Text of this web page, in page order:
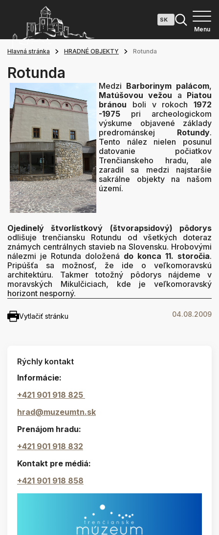
Menu
Hlavná stránka HRADNÉ OBJEKTY Rotunda
Rotunda
Medzi Barborinym palácom,
Matúšovou vežou a Piatou
bránou boli v rokoch 1972
-1975 pri archeologickom
výskume objavené základy
predrománskej Rotundy.
Tento nález nielen posunul
datovanie počiatkov
Trenčianskeho hradu, ale
zaradil sa medzi najstaršie
sakrálne objekty na našom
území.
Ojedinelý štvorlístkový (štvorapsidový) pôdorys
odlišuje trenčiansku Rotundu od všetkých doteraz
známych centrálnych stavieb na Slovensku. Hrobovými
nálezmi je Rotunda doložená do konca 11. storočia.
Pripúšťa sa možnosť, že ide o veľkomoravskú
architektúru. Takmer totožný pôdorys nájdeme v
moravských Mikulčiciach, kde je veľkomoravský
horizont nesporný.
Vytlačiť stránku 04.08.2009
Rýchly kontakt
Informácie:
+421 901 918 825
hrad@muzeumtn.sk
Prenájom hradu:
+421 901 918 832
Kontakt pre médiá:
+421 901 918 858